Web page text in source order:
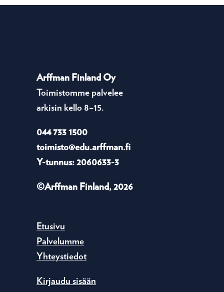
Arffman Finland Oy
Toimistomme palvelee
arkisin kello 8–15.
044 733 1500
toimisto@edu.arffman.fi
Y-tunnus: 2060633-3
©Arffman Finland, 2026
Etusivu
Palvelumme
Yhteystiedot
Kirjaudu sisään